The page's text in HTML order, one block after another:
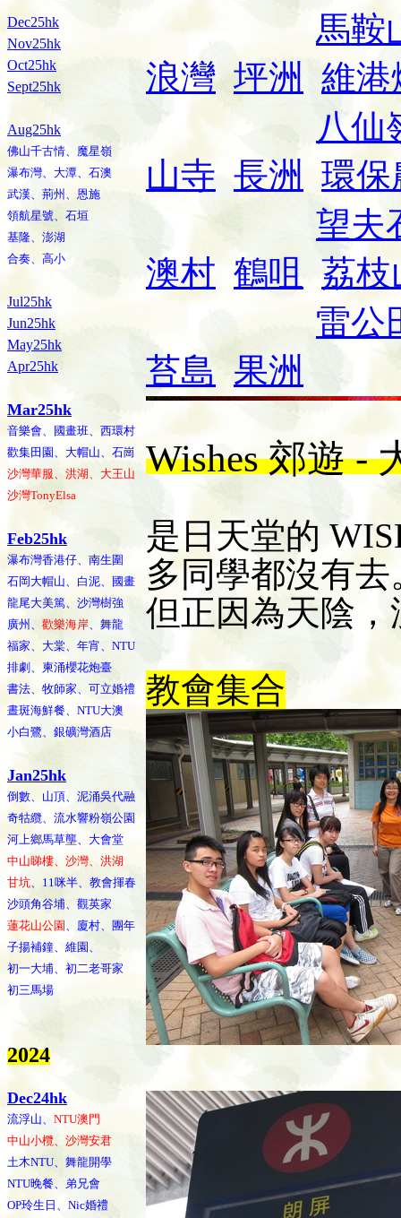
Dec25hk
Nov25hk
Oct25hk
Sept25hk
Aug25hk
佛山千古情、魔星嶺
瀑布灣、大潭、石澳
武漢、荊州、恩施
領航星號、石垣
基隆、澎湖
合奏、高小
Jul25hk
Jun25hk
May25hk
Apr25hk
Mar25hk
音樂會、國畫班、西環村
歡集田園、大帽山、石崗
沙灣華服、洪湖、大王山
沙灣TonyElsa
Feb25hk
瀑布灣香港仔、南生圍
石岡大帽山、白泥、國畫
龍尾大美篤、沙灣樹強
廣州、 歡樂海岸、舞龍
福家、大棠、年宵、NTU
排劇、柬涌櫻花炮臺
書法、牧師家、可立婚禮
晝斑海鮮餐、NTU大澳
小白鷺、銀礦灣酒店
Jan25hk
倒數、山頂、泥涌吳代融
奇牯纜、流水響粉嶺公園
河上鄉馬草壟、大會堂
中山睇樓、沙灣、洪湖
甘坑、11咪半、教會揮春
沙頭角谷埔、觀英家
蓮花山公園 、廈村、團年
子揚補鐘、維園、
初一大埔、初二老哥家
初三馬場
2024
Dec24hk
流浮山、 NTU澳門
中山小欖、沙灣安君
土木NTU、舞龍開學
NTU晚餐、弟兄會
OP玲生日、Nic婚禮
馬鞍
浪灣 坪洲
維港
八仙
山寺 長洲
環保
望夫
澳村 鶴咀
荔枝
雷公
苔島 果洲
Wishes 郊遊 -
是日天堂的
多同學都沒有去
但正因為天陰
教會集合